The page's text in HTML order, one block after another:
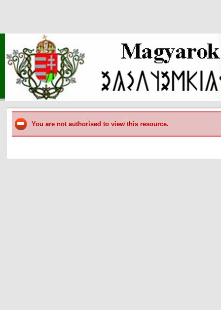
You are not authorised to view this resource.